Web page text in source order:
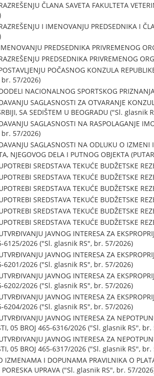
ČLANA SAVETA FAKULTETA
I IMENOVANJU PREDSEDNIKA I
PREDSEDNIKA PRIVREMENOG
PREDSEDNIKA PRIVREMENOG
POČASNOG KONZULA
57/2026)
NACIONALNOG SPORTSKOG
SAGLASNOSTI ZA OTVARANJE
SA SEDIŠTEM U BEOGRADU ("Sl. glasnik
SAGLASNOSTI NA RASPOLAGANJE
57/2026)
SAGLASNOSTI NA ODLUKU O
NJEGOVOG DELA I PUTNOG OBJEKTA
SREDSTAVA TEKUĆE BUDŽETSKE
SREDSTAVA TEKUĆE BUDŽETSKE
SREDSTAVA TEKUĆE BUDŽETSKE
SREDSTAVA TEKUĆE BUDŽETSKE
SREDSTAVA TEKUĆE BUDŽETSKE
SREDSTAVA TEKUĆE BUDŽETSKE
JAVNOG INTERESA ZA
6125/2026 ("Sl. glasnik RS", br. 57/2026)
JAVNOG INTERESA ZA
6201/2026 ("Sl. glasnik RS", br. 57/2026)
JAVNOG INTERESA ZA
6202/2026 ("Sl. glasnik RS", br. 57/2026)
JAVNOG INTERESA ZA
6204/2026 ("Sl. glasnik RS", br. 57/2026)
JAVNOG INTERESA ZA
05 BROJ 465-6316/2026 ("Sl. glasnik RS",
JAVNOG INTERESA ZA
05 BROJ 465-6317/2026 ("Sl. glasnik RS",
IZMENAMA I DOPUNAMA PRAVILNIKA O
PORESKA UPRAVA ("Sl. glasnik RS", br. 57/